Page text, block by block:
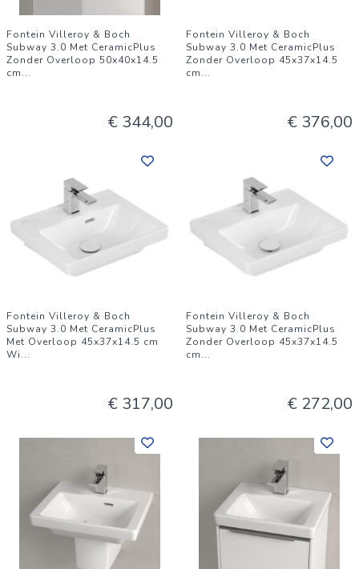
Fontein Villeroy & Boch
Subway 3.0 Met CeramicPlus
Zonder Overloop 50x40x14.5
cm...
€ 344,00
Fontein Villeroy & Boch
Subway 3.0 Met CeramicPlus
Zonder Overloop 45x37x14.5
cm...
€ 376,00
Fontein Villeroy & Boch
Subway 3.0 Met CeramicPlus
Met Overloop 45x37x14.5 cm
Wi...
€ 317,00
Fontein Villeroy & Boch
Subway 3.0 Met CeramicPlus
Zonder Overloop 45x37x14.5
cm...
€ 272,00